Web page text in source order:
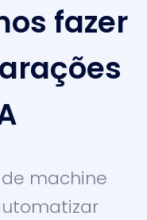
fazer
machine